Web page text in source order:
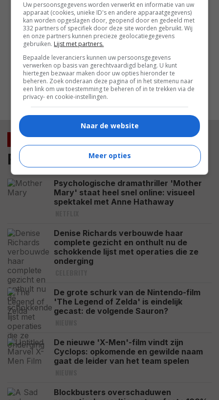
filmrol die hij 30 jaar later nog altijd
betreurt
FEATURED
Deze peperdure actiefilm was 3 jaar
geleden een van de grootste flops
aan de bioscoopkassa's
FEATURED
MEEST GELEZEN
Nieuws
Film
Psychologische dramathriller 'Mother
Mary' staat heel snel online: visueel
spektakel met Anne Hathaway
Denise Richards verbouwde haar
complete gezicht en onthult nu de
schokkende lijst met operaties die ze
onderging
De grote schurk van de Nintendo-film
'The Legend of Zelda' is eindelijk
gecast: de volgende Sauron?
De nieuwe 'X-Men'-film vindt zijn
Cyclops: opkomende en gewilde naam
gaat de leider van het team spelen
Blockbusters overschaduwen
Uw persoonsgegevens worden verwerkt en informatie van uw
apparaat (cookies, unieke ID's en andere apparaatgegevens)
kan worden opgeslagen door, geopend door en gedeeld met
332 partners of specifiek door deze site worden gebruikt. Wij
en onze partners kunnen precieze geolocatiegegevens
gebruiken. Lijst met partners.
Bepaalde leveranciers kunnen uw persoonsgegevens
verwerken op basis van gerechtvaardigd belang. U kunt
hiertegen bezwaar maken door uw opties hieronder te
beheren. Zoek onderaan deze pagina of in het sitemenu naar
een link om uw toestemming te beheren of in te trekken via de
privacy- en cookie-instellingen.
Naar de website
Meer opties